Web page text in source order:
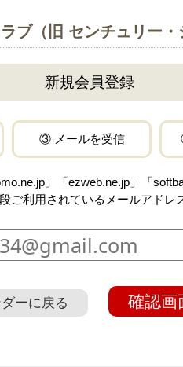
ブ（旧 センチュリー・
新規会員登録
③ メールを受信
」「ezweb.ne.jp」「
利用されているメールアドレ
ーに戻る 確認画